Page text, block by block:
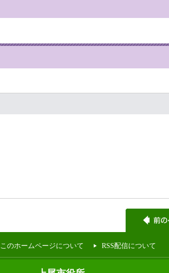
このホームページについて RSS配信について